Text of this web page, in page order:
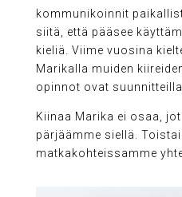
kommunikoinnit
siitä, että pääsee
kieliä. Viime vuosina
Marikalla muiden
opinnot ovat suunnitteilla.
Kiinaa Marika ei osaa,
pärjäämme siellä.
matkakohteissamme